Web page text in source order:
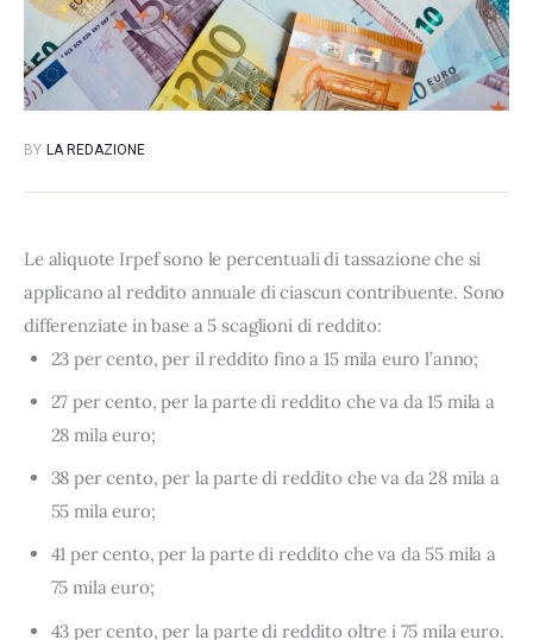
BY LA REDAZIONE
Le aliquote Irpef sono le percentuali di tassazione che si
applicano al reddito annuale di ciascun contribuente. Sono
differenziate in base a 5 scaglioni di reddito:
23 per cento, per il reddito fino a 15 mila euro l’anno;
27 per cento, per la parte di reddito che va da 15 mila a
28 mila euro;
38 per cento, per la parte di reddito che va da 28 mila a
55 mila euro;
41 per cento, per la parte di reddito che va da 55 mila a
75 mila euro;
43 per cento, per la parte di reddito oltre i 75 mila euro.